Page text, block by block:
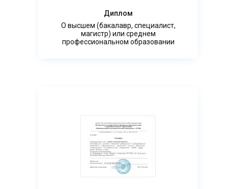
Диплом
О высшем (бакалавр, специалист,
магистр) или среднем
профессиональном образовании